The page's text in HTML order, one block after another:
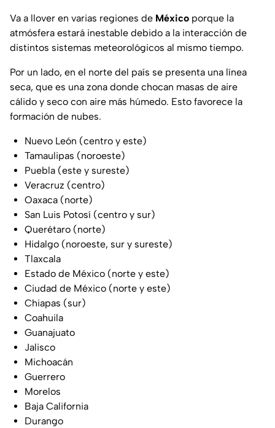
Va a llover en varias regiones de México porque la
atmósfera estará inestable debido a la interacción de
distintos sistemas meteorológicos al mismo tiempo.
Por un lado, en el norte del país se presenta una línea
seca, que es una zona donde chocan masas de aire
cálido y seco con aire más húmedo. Esto favorece la
formación de nubes.
Nuevo León (centro y este)
Tamaulipas (noroeste)
Puebla (este y sureste)
Veracruz (centro)
Oaxaca (norte)
San Luis Potosí (centro y sur)
Querétaro (norte)
Hidalgo (noroeste, sur y sureste)
Tlaxcala
Estado de México (norte y este)
Ciudad de México (norte y este)
Chiapas (sur)
Coahuila
Guanajuato
Jalisco
Michoacán
Guerrero
Morelos
Baja California
Durango